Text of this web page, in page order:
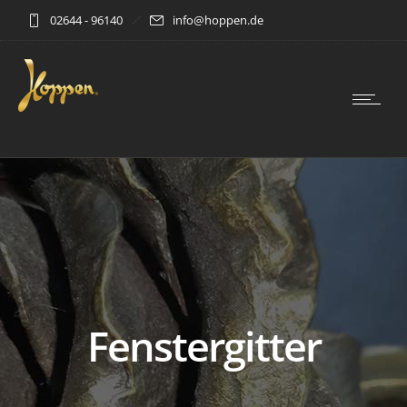
02644 - 96140 info@hoppen.de
Fenstergitter